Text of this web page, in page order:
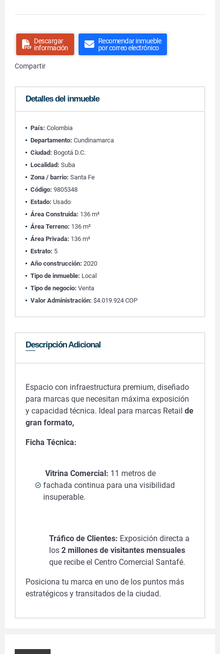
Descargar
información
Recomendar inmueble
por correo electrónico
Compartir
Detalles del inmueble
País: Colombia
Departamento: Cundinamarca
Ciudad: Bogotá D.C.
Localidad: Suba
Zona / barrio: Santa Fe
Código: 9805348
Estado: Usado
Área Construida: 136 m²
Área Terreno: 136 m²
Área Privada: 136 m²
Estrato: 5
Año construcción: 2020
Tipo de inmueble: Local
Tipo de negocio: Venta
Valor Administración: $4.019.924 COP
Descripción Adicional
Espacio con infraestructura premium, diseñado
para marcas que necesitan máxima exposición
y capacidad técnica. Ideal para marcas Retail de
gran formato,
Ficha Técnica:
Vitrina Comercial: 11 metros de
fachada continua para una visibilidad
insuperable.
Tráfico de Clientes: Exposición directa a
los 2 millones de visitantes mensuales
que recibe el Centro Comercial Santafé.
Posiciona tu marca en uno de los puntos más
estratégicos y transitados de la ciudad.